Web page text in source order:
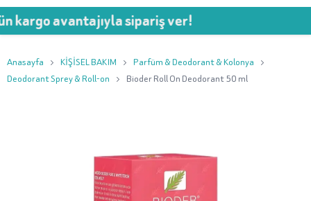
kargo avantajıyla sipariş ver!
Anasayfa KİŞİSEL BAKIM
Parfüm & Deodorant & Kolonya
Deodorant Sprey & Roll-on
Bioder Roll On Deodorant 50 ml